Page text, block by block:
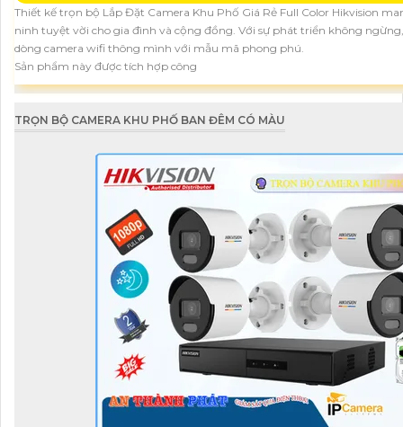
Thiết kế trọn bộ Lắp Đặt Camera Khu Phố Giá Rẻ Full Color Hikvision
ninh tuyệt vời cho gia đình và cộng đồng. Với sự phát triển không
dòng camera wifi thông mình với mẫu mã phong phú.
Sản phẩm này được tích hợp công
TRỌN BỘ CAMERA KHU PHỐ BAN ĐÊM CÓ MÀU